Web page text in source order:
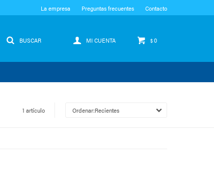
$0
La empresa Preguntas frecuentes Contacto
1 artículo Recientes